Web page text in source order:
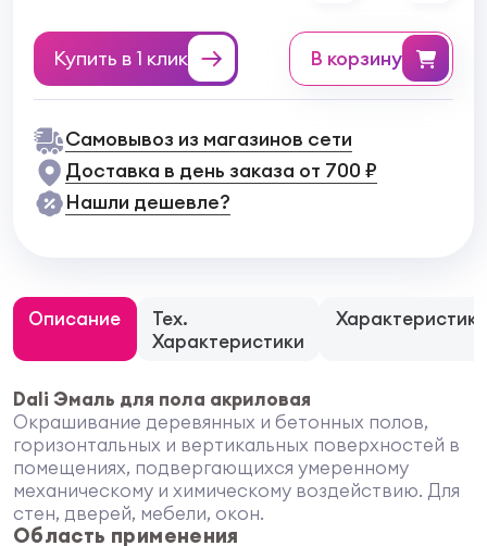
Купить в 1 клик в корзину
Самовывоз из магазинов сети
Доставка в день заказа от 700 ₽
Нашли дешевле?
Описание
Тех.
Характеристики
Характеристики
Dali Эмаль для пола акриловая
Окрашивание деревянных и бетонных полов,
горизонтальных и вертикальных поверхностей в
помещениях, подвергающихся умеренному
механическому и химическому воздействию. Для
стен, дверей, мебели, окон.
Область применения